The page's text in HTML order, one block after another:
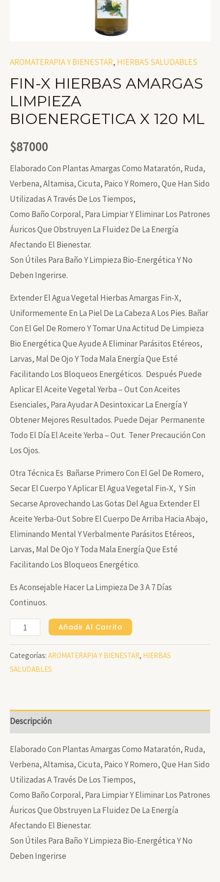
AROMATERAPIA Y BIENESTAR, HIERBAS SALUDABLES
FIN-X HIERBAS AMARGAS
LIMPIEZA
BIOENERGETICA X 120 ML
$87000
Elaborado Con Plantas Amargas Como Mataratón, Ruda,
Verbena, Altamisa, Cicuta, Paico Y Romero, Que Han Sido
Utilizadas A Través De Los Tiempos,
Como Baño Corporal, Para Limpiar Y Eliminar Los Patrones
Áuricos Que Obstruyen La Fluidez De La Energía
Afectando El Bienestar.
Son Útiles Para Baño Y Limpieza Bio-Energética Y No
Deben Ingerirse.
Extender El Agua Vegetal Hierbas Amargas Fin-X,
Uniformemente En La Piel De La Cabeza A Los Pies. Bañar
Con El Gel De Romero Y Tomar Una Actitud De Limpieza
Bio Energética Que Ayude A Eliminar Parásitos Etéreos,
Larvas, Mal De Ojo Y Toda Mala Energía Que Esté
Facilitando Los Bloqueos Energéticos. Después Puede
Aplicar El Aceite Vegetal Yerba – Out Con Aceites
Esenciales, Para Ayudar A Desintoxicar La Energía Y
Obtener Mejores Resultados. Puede Dejar Permanente
Todo El Día El Aceite Yerba – Out. Tener Precaución Con
Los Ojos.
Otra Técnica Es Bañarse Primero Con El Gel De Romero,
Secar El Cuerpo Y Aplicar El Agua Vegetal Fin-X, Y Sin
Secarse Aprovechando Las Gotas Del Agua Extender El
Aceite Yerba-Out Sobre El Cuerpo De Arriba Hacia Abajo,
Eliminando Mental Y Verbalmente Parásitos Etéreos,
Larvas, Mal De Ojo Y Toda Mala Energía Que Esté
Facilitando Los Bloqueos Energético.
Es Aconsejable Hacer La Limpieza De 3 A 7 Días
Continuos.
FIN-
HIERBAS
AMARGAS
X
120
ML
Cantidad
Añadir Al Carrito
Categorías: AROMATERAPIA Y BIENESTAR, HIERBAS
SALUDABLES
Descripción
Elaborado Con Plantas Amargas Como Mataratón, Ruda,
Verbena, Altamisa, Cicuta, Paico Y Romero, Que Han Sido
Utilizadas A Través De Los Tiempos,
Como Baño Corporal, Para Limpiar Y Eliminar Los Patrones
Áuricos Que Obstruyen La Fluidez De La Energía
Afectando El Bienestar.
Son Útiles Para Baño Y Limpieza Bio-Energética Y No
Deben Ingerirse